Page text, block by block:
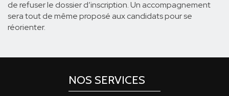
de refuser le dossier d’inscription. Un accompagnement
sera tout de même proposé aux candidats pour se
réorienter.
NOS SERVICES